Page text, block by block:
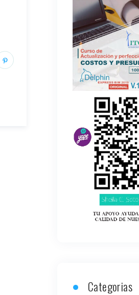
Categorias